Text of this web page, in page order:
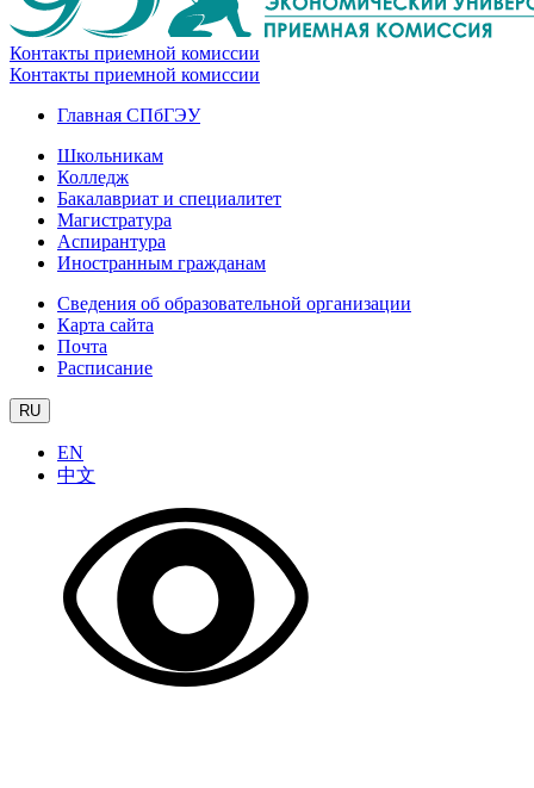
Контакты приемной комиссии
Контакты приемной комиссии
Главная СПбГЭУ
Школьникам
Колледж
Бакалавриат и специалитет
Магистратура
Аспирантура
Иностранным гражданам
Сведения об образовательной организации
Карта сайта
Почта
Расписание
RU
EN
中文